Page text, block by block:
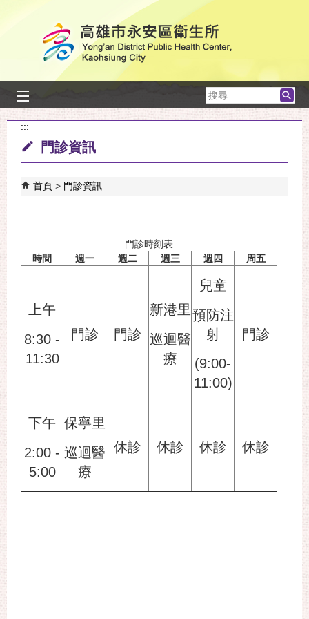
搜
尋
:::
:::
門診資訊
首頁 門診資訊
門診時刻表
時間
週一 週二 週三 週四 周五
上午
8:30 -
11:30
門診 門診
新港里
巡迴醫
療
兒童
預防注
射
(9:00-
11:00)
門診
下午
2:00 -
5:00
保寧里
巡迴醫
療
休診 休診 休診 休診